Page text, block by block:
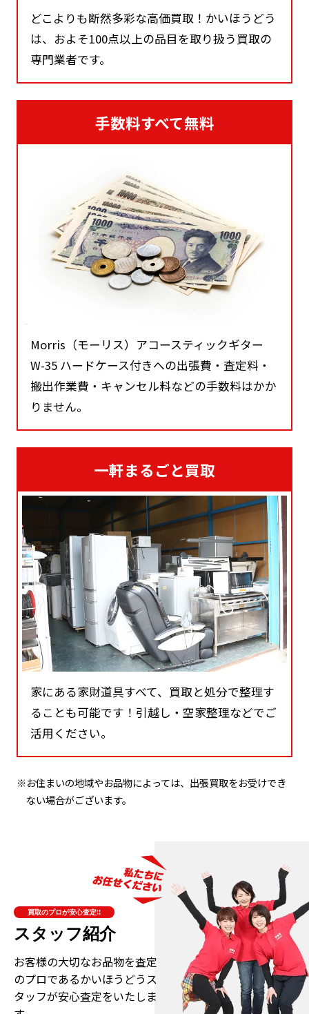
どこよりも断然多彩な高価買取！かいほうどう
は、およそ100点以上の品目を取り扱う買取の
専門業者です。
手数料すべて無料
Morris（モーリス）アコースティックギター
W-35 ハードケース付きへの出張費・査定料・
搬出作業費・キャンセル料などの手数料はかか
りません。
一軒まるごと買取
家にある家財道具すべて、買取と処分で整理す
ることも可能です！引越し・空家整理などでご
活用ください。
※お住まいの地域やお品物によっては、出張買取をお受けでき
ない場合がございます。
買取のプロが安心査定!!
スタッフ紹介
お客様の大切なお品物を査定
のプロであるかいほうどうス
タッフが安心査定をいたしま